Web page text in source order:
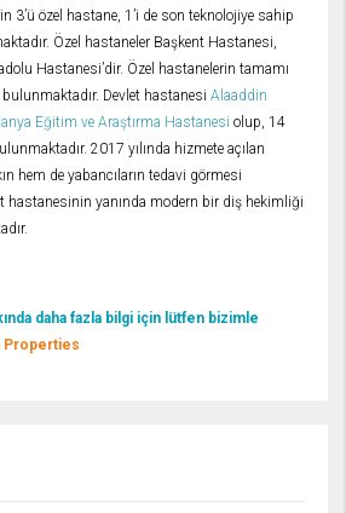
3’ü özel hastane, 1’i de son teknolojiye sahip
Özel hastaneler Başkent Hastanesi,
Hastanesi’dir. Özel hastanelerin tamamı
Devlet hastanesi Alaaddin
Eğitim ve Araştırma Hastanesi olup, 14
2017 yılında hizmete açılan
hem de yabancıların tedavi görmesi
hastanesinin yanında modern bir diş hekimliği
daha fazla bilgi için lütfen bizimle
Properties